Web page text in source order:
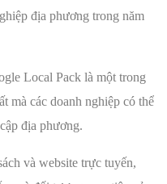
địa phương trong năm
Local Pack là một trong
mà các doanh nghiệp có thể
địa phương.
và website trực tuyến,